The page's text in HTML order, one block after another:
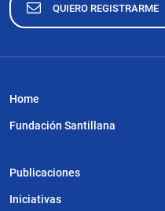
QUIERO REGISTRARME
Home
Fundación Santillana
Publicaciones
Iniciativas